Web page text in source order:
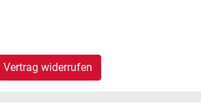
Vertrag widerrufen